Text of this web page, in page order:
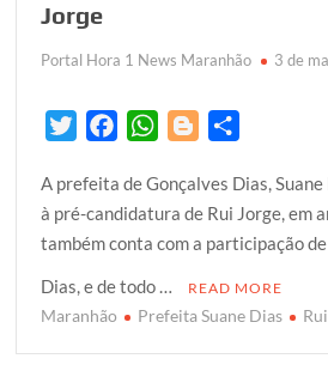
Jorge
Portal Hora 1 News Maranhão 3 de
i
t
t
e
r
c
e
b
o
o
W
a
t
s
p
o
g
g
e
r
a
r
e
A prefeita de Gonçalves Dias,
à pré-candidatura de Rui Jorge, em
também conta com a participação
Dias, e de todo …
READ MORE
Maranhão Prefeita Suane Dias